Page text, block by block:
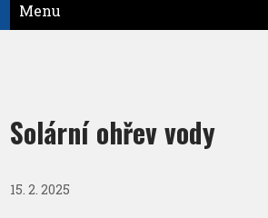
Menu
Solární ohřev vody
15. 2. 2025